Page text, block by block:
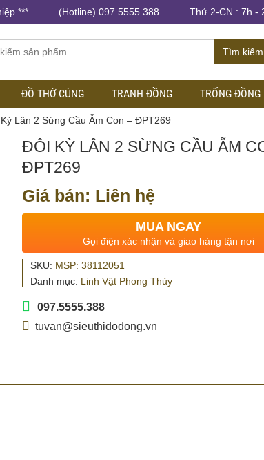
*** (Hotline) 097.5555.388 Thứ 2-CN : 7h -
Tìm kiếm
ĐỒ THỜ CÚNG TRANH ĐỒNG TRỐNG ĐỒNG
Lân 2 Sừng Cầu Ẵm Con – ĐPT269
ĐÔI KỲ LÂN 2 SỪNG CẦU ẴM
ĐPT269
Giá bán: Liên hệ
MUA NGAY
Gọi điện xác nhận và giao hàng tận nơi
SKU: MSP: 38112051
Danh mục: Linh Vật Phong Thủy
097.5555.388
tuvan@sieuthidodong.vn